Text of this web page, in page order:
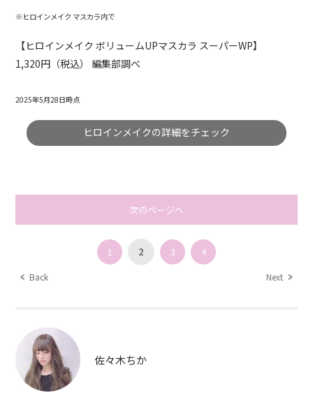
※ヒロインメイク マスカラ内で
【ヒロインメイク ボリュームUPマスカラ スーパーWP】
1,320円（税込） 編集部調べ
2025年5月28日時点
ヒロインメイクの詳細をチェック
次のページへ
Back
1 2 3 4
Next
佐々木ちか